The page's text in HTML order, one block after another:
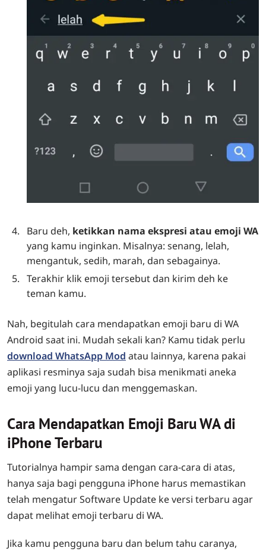
Baru deh, ketikkan nama ekspresi atau emoji WA
yang kamu inginkan. Misalnya: senang, lelah,
mengantuk, sedih, marah, dan sebagainya.
Terakhir klik emoji tersebut dan kirim deh ke
teman kamu.
Nah, begitulah cara mendapatkan emoji baru di WA
Android saat ini. Mudah sekali kan? Kamu tidak perlu
download WhatsApp Mod atau lainnya, karena pakai
aplikasi resminya saja sudah bisa menikmati aneka
emoji yang lucu-lucu dan menggemaskan.
Cara Mendapatkan Emoji Baru WA di
iPhone Terbaru
Tutorialnya hampir sama dengan cara-cara di atas,
hanya saja bagi pengguna iPhone harus memastikan
telah mengatur Software Update ke versi terbaru agar
dapat melihat emoji terbaru di WA.
Jika kamu pengguna baru dan belum tahu caranya,